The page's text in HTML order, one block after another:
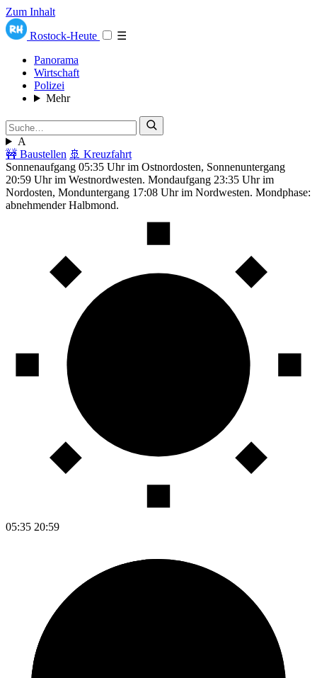
Zum Inhalt
Rostock-Heute
☰
Panorama
Wirtschaft
Polizei
Mehr
A
🚧 Baustellen 🚢 Kreuzfahrt
Sonnenaufgang 05:35 Uhr im Ostnordosten, Sonnenuntergang
20:59 Uhr im Westnordwesten. Mondaufgang 23:35 Uhr im
Nordosten, Monduntergang 17:08 Uhr im Nordwesten. Mondphase:
abnehmender Halbmond.
05:35 20:59